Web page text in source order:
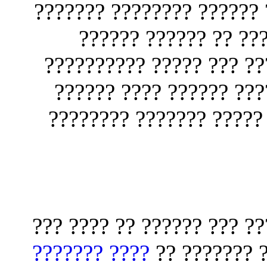
??????? ??????? ?? ????
???? ???? ??????
??????? ???? ????
??? ???? ???????
?? ????? ???? ????
???? ?????? ??? ??????
?? ????
???? ???????